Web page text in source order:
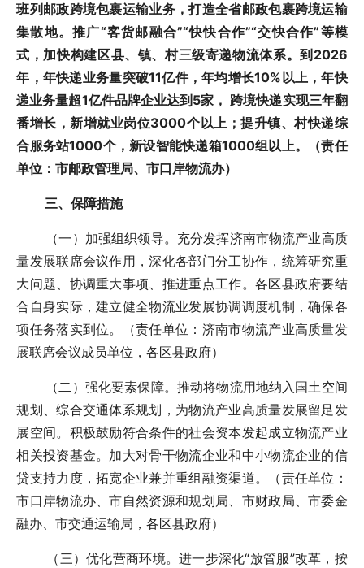
班列邮政跨境包裹运输业务，打造全省邮政包裹跨境运输
集散地。推广“客货邮融合”“快快合作”“交快合作”等模
式，加快构建区县、镇、村三级寄递物流体系。到2026
年，年快递业务量突破11亿件，年均增长10%以上，年快
递业务量超1亿件品牌企业达到5家， 跨境快递实现三年翻
番增长，新增就业岗位3000个以上；提升镇、村快递综
合服务站1000个，新设智能快递箱1000组以上。（责任
单位：市邮政管理局、市口岸物流办）
三、保障措施
（一）加强组织领导。充分发挥济南市物流产业高质
量发展联席会议作用，深化各部门分工协作，统筹研究重
大问题、协调重大事项、推进重点工作。各区县政府要结
合自身实际，建立健全物流业发展协调调度机制，确保各
项任务落实到位。（责任单位：济南市物流产业高质量发
展联席会议成员单位，各区县政府）
（二）强化要素保障。推动将物流用地纳入国土空间
规划、综合交通体系规划，为物流产业高质量发展留足发
展空间。积极鼓励符合条件的社会资本发起成立物流产业
相关投资基金。加大对骨干物流企业和中小物流企业的信
贷支持力度，拓宽企业兼并重组融资渠道。（责任单位：
市口岸物流办、市自然资源和规划局、市财政局、市委金
融办、市交通运输局，各区县政府）
（三）优化营商环境。进一步深化“放管服”改革，按